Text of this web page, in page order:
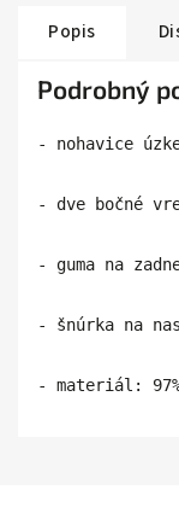
Popis
Podrobný
- nohavice
- dve bočné
- guma na
- šnúrka na
- materiál: